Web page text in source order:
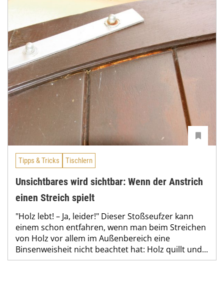
Tipps & Tricks Tischlern
Unsichtbares wird sichtbar: Wenn der Anstrich
einen Streich spielt
"Holz lebt! – Ja, leider!" Dieser Stoßseufzer kann
einem schon entfahren, wenn man beim Streichen
von Holz vor allem im Außenbereich eine
Binsenweisheit nicht beachtet hat: Holz quillt und...